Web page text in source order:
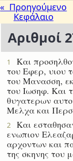
« Προηγούμενο
Κεφάλαιο
Αριθμοί
1
Και
του Εφερ, υιου
του Μανασση,
του Ιωσηφ. Και
θυγατερων
Μελχα και
2
Και
ενωπιον
αρχοντων και
της σκηνης του